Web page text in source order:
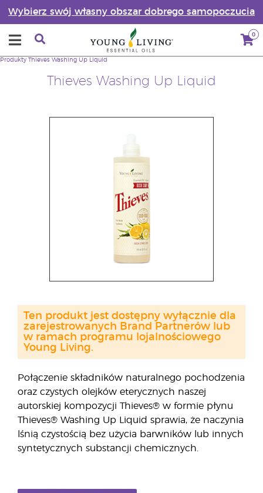
Wybierz swój własny obszar dobrego samopoczucia
0
Thieves Washing Up Liquid
Produkty Thieves Washing Up Liquid
Połączenie składników naturalnego pochodzenia
oraz czystych olejków eterycznych naszej
autorskiej kompozycji Thieves® w formie płynu
Thieves® Washing Up Liquid sprawia, że naczynia
lśnią czystością bez użycia barwników lub innych
syntetycznych substancji chemicznych.
Ten produkt jest dostępny wyłącznie dla
zarejestrowanych Brand Partnerów lub
w ramach programu lojalnościowego
Young Living.